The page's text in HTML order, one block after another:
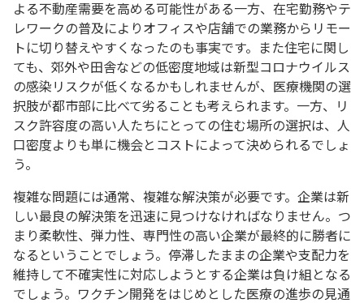
よる不動産需要を高める可能性がある一方、在宅勤務やテ
レワークの普及によりオフィスや店舗での業務からリモー
トに切り替えやすくなったのも事実です。また住宅に関し
ても、郊外や田舎などの低密度地域は新型コロナウイルス
の感染リスクが低くなるかもしれませんが、医療機関の選
択肢が都市部に比べて劣ることも考えられます。一方、リ
スク許容度の高い人たちにとっての住む場所の選択は、人
口密度よりも単に機会とコストによって決められるでしょ
う。
複雑な問題には通常、複雑な解決策が必要です。企業は新
しい最良の解決策を迅速に見つけなければなりません。つ
まり柔軟性、弾力性、専門性の高い企業が最終的に勝者に
なるということでしょう。停滞したままの企業や支配力を
維持して不確実性に対応しようとする企業は負け組となる
でしょう。ワクチン開発をはじめとした医療の進歩の見通